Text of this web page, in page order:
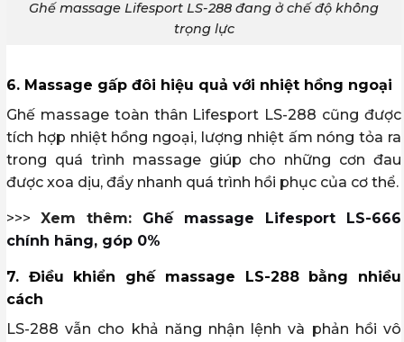
Ghế massage Lifesport LS-288 đang ở chế độ không
trọng lực
6. Massage gấp đôi hiệu quả với nhiệt hồng ngoại
Ghế massage toàn thân Lifesport LS-288 cũng được
tích hợp nhiệt hồng ngoại, lượng nhiệt ấm nóng tỏa ra
trong quá trình massage giúp cho những cơn đau
được xoa dịu, đẩy nhanh quá trình hồi phục của cơ thể.
>>> Xem thêm: Ghế massage Lifesport LS-666
chính hãng, góp 0%
7. Điều khiển ghế massage LS-288 bằng nhiều
cách
LS-288 vẫn cho khả năng nhận lệnh và phản hồi vô